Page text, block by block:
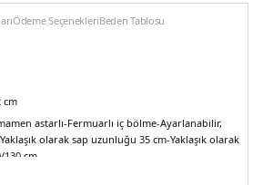
Ödeme SeçenekleriBeden Tablosu
cm
astarlı-Fermuarlı iç bölme-Ayarlanabilir,
olarak sap uzunluğu 35 cm-Yaklaşık olarak
130 cm